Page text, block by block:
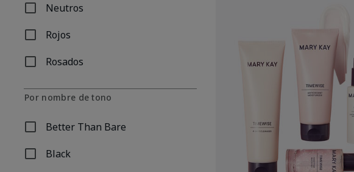
Neutros
Refinar por Familia de tonos: Neutros
Rojos
Refinar por Familia de tonos: Rojos
Rosados
Refinar por Familia de tonos: Rosados
Por nombre de tono
Better Than Bare
Refinar por Por nombre de tono: Better Than Bare
Black
Refinar por Por nombre de tono: Black